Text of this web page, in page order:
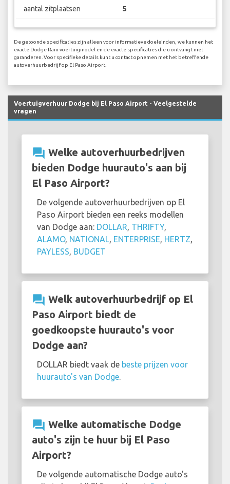
aantal zitplaatsen 5
De getoonde specificaties zijn alleen voor informatieve doeleinden, we kunnen het
exacte Dodge Ram voertuigmodel en de exacte specificaties die u ontvangt niet
garanderen. Voor specifieke details kunt u contact opnemen met het betreffende
autoverhuurbedrijf op El Paso Airport.
Voertuigverhuur Dodge bij El Paso Airport - Veelgestelde
vragen
question_answer Welke autoverhuurbedrijven
bieden Dodge huurauto's aan bij
El Paso Airport?
De volgende autoverhuurbedrijven op El
Paso Airport bieden een reeks modellen
van Dodge aan: DOLLAR, THRIFTY,
ALAMO, NATIONAL, ENTERPRISE, HERTZ,
PAYLESS, BUDGET
question_answer Welk autoverhuurbedrijf op El
Paso Airport biedt de
goedkoopste huurauto's voor
Dodge aan?
DOLLAR biedt vaak de beste prijzen voor
huurauto's van Dodge.
question_answer Welke automatische Dodge
auto's zijn te huur bij El Paso
Airport?
De volgende automatische Dodge auto's